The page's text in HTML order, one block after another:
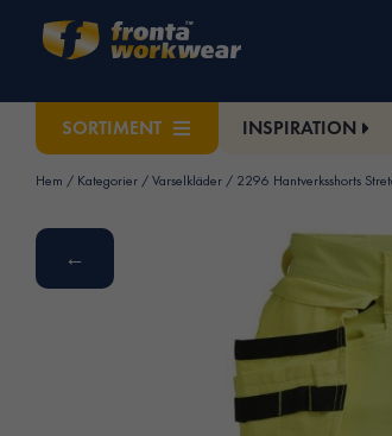
SORTIMENT INSPIRATION
Hem / Kategorier / Varselkläder / 2296 Hantverksshorts
←